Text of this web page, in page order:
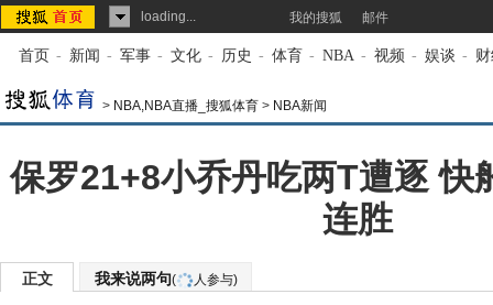
loading... 我的搜狐 邮件
首页 - 新闻 - 军事 - 文化 - 历史 - 体育 - NBA - 视频 - 娱谈 -
> NBA,NBA直播_搜狐体育 > NBA新闻
保罗21+8小乔丹吃两T遭逐 快
连胜
正文 我来说两句( 人参与)